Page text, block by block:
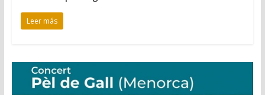
Leer más